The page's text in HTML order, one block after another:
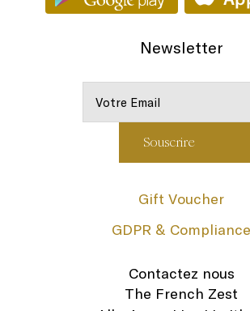
Newsletter
Gift Voucher
GDPR & Compliance
Contactez nous
The French Zest